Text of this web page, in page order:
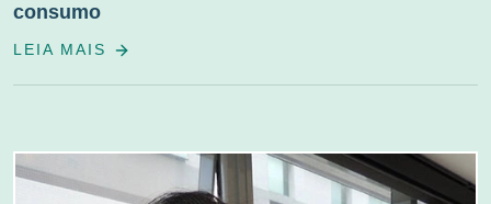
consumo
LEIA MAIS